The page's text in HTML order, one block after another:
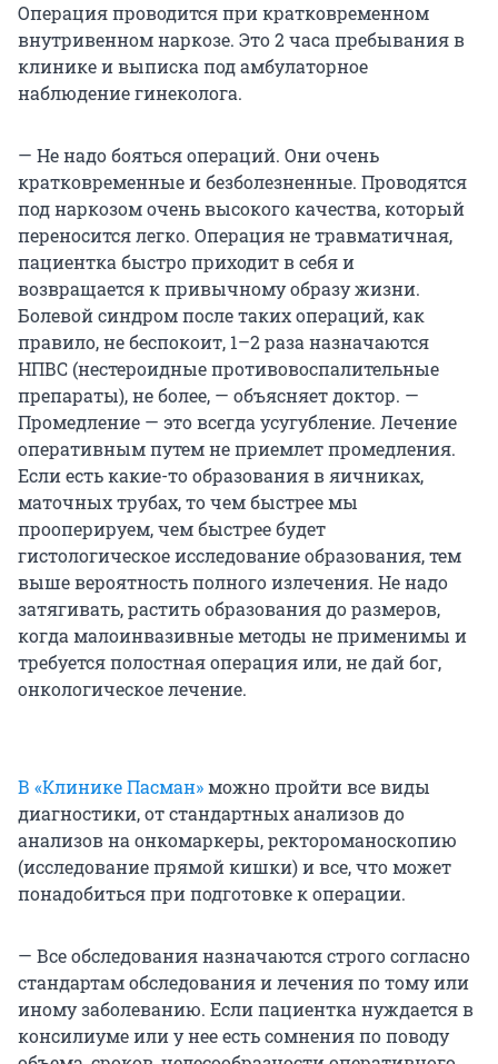
Операция проводится при кратковременном
внутривенном наркозе. Это 2 часа пребывания в
клинике и выписка под амбулаторное
наблюдение гинеколога.
— Не надо бояться операций. Они очень
кратковременные и безболезненные. Проводятся
под наркозом очень высокого качества, который
переносится легко. Операция не травматичная,
пациентка быстро приходит в себя и
возвращается к привычному образу жизни.
Болевой синдром после таких операций, как
правило, не беспокоит, 1–2 раза назначаются
НПВС (нестероидные противовоспалительные
препараты), не более, — объясняет доктор. —
Промедление — это всегда усугубление. Лечение
оперативным путем не приемлет промедления.
Если есть какие-то образования в яичниках,
маточных трубах, то чем быстрее мы
прооперируем, чем быстрее будет
гистологическое исследование образования, тем
выше вероятность полного излечения. Не надо
затягивать, растить образования до размеров,
когда малоинвазивные методы не применимы и
требуется полостная операция или, не дай бог,
онкологическое лечение.
В «Клинике Пасман»можно пройти все виды
диагностики, от стандартных анализов до
анализов на онкомаркеры, ректороманоскопию
(исследование прямой кишки) и все, что может
понадобиться при подготовке к операции.
— Все обследования назначаются строго согласно
стандартам обследования и лечения по тому или
иному заболеванию. Если пациентка нуждается в
консилиуме или у нее есть сомнения по поводу